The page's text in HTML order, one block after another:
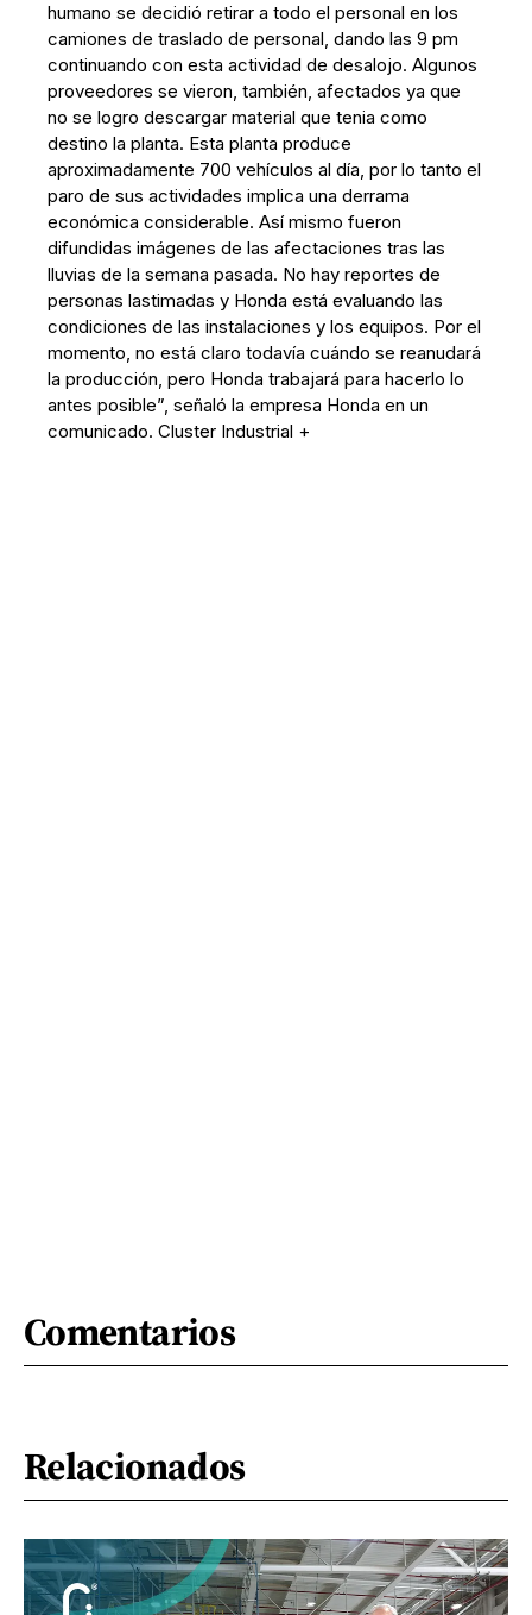
humano se decidió retirar a todo el personal en los
camiones de traslado de personal, dando las 9 pm
continuando con esta actividad de desalojo. Algunos
proveedores se vieron, también, afectados ya que
no se logro descargar material que tenia como
destino la planta. Esta planta produce
aproximadamente 700 vehículos al día, por lo tanto el
paro de sus actividades implica una derrama
económica considerable. Así mismo fueron
difundidas imágenes de las afectaciones tras las
lluvias de la semana pasada. No hay reportes de
personas lastimadas y Honda está evaluando las
condiciones de las instalaciones y los equipos. Por el
momento, no está claro todavía cuándo se reanudará
la producción, pero Honda trabajará para hacerlo lo
antes posible”, señaló la empresa Honda en un
comunicado. Cluster Industrial +
Comentarios
Relacionados